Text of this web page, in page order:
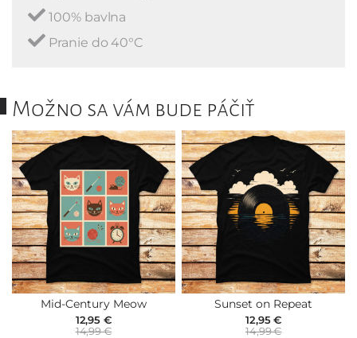
100% bavlna
Pranie do 40°C
Možno sa vám bude páčiť
Mid-Century Meow
12,95 €
14,99 €
Sunset on Repeat
12,95 €
14,99 €